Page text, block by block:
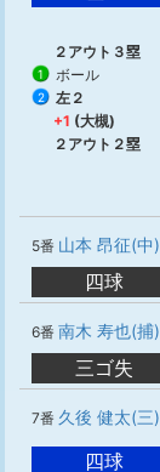
２アウト３塁
1 ボール
2
左２
+1 (大槻)
２アウト２塁
5番 山本 昂征(中)
四球
6番 南木 寿也(捕)
三ゴ失
7番 久後 健太(三)
四球